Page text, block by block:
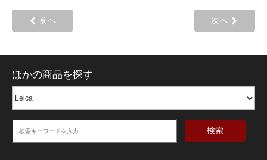
前へ 次へ
ほかの商品を探す
検索